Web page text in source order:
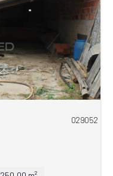
029052